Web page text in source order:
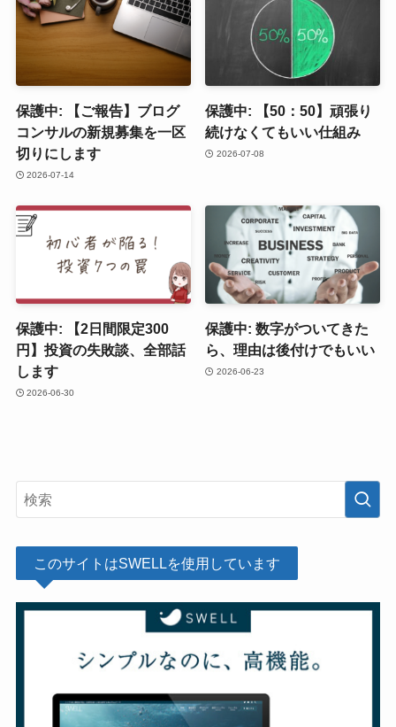
保護中: 【ご報告】ブログ
コンサルの新規募集を一区
切りにします
2026-07-14
保護中: 【50：50】頑張り
続けなくてもいい仕組み
2026-07-08
保護中: 【2日間限定300
円】投資の失敗談、全部話
します
2026-06-30
保護中: 数字がついてきた
ら、理由は後付けでもいい
2026-06-23
このサイトはSWELLを使用しています